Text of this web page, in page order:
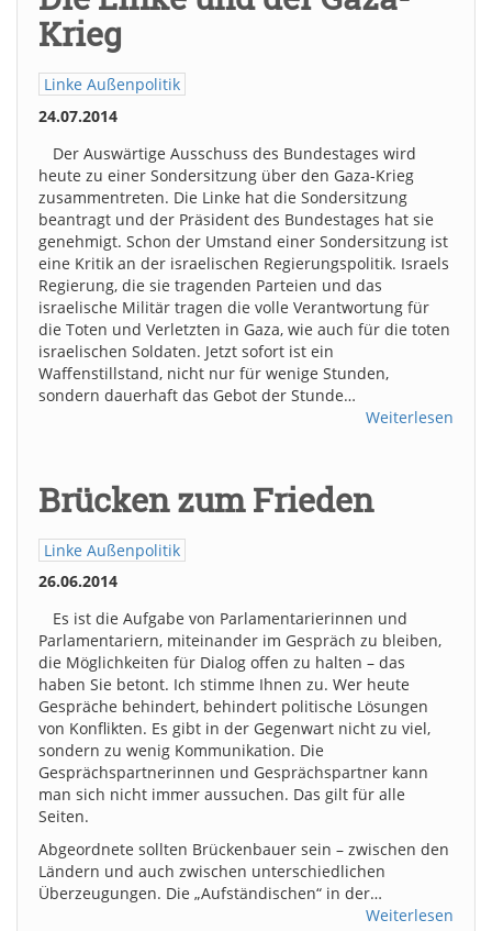
Krieg
Linke Außenpolitik
24.07.2014
Der Auswärtige Ausschuss des Bundestages wird
heute zu einer Sondersitzung über den Gaza-Krieg
zusammentreten. Die Linke hat die Sondersitzung
beantragt und der Präsident des Bundestages hat sie
genehmigt. Schon der Umstand einer Sondersitzung ist
eine Kritik an der israelischen Regierungspolitik. Israels
Regierung, die sie tragenden Parteien und das
israelische Militär tragen die volle Verantwortung für
die Toten und Verletzten in Gaza, wie auch für die toten
israelischen Soldaten. Jetzt sofort ist ein
Waffenstillstand, nicht nur für wenige Stunden,
sondern dauerhaft das Gebot der Stunde…
Weiterlesen
Brücken zum Frieden
Linke Außenpolitik
26.06.2014
Es ist die Aufgabe von Parlamentarierinnen und
Parlamentariern, miteinander im Gespräch zu bleiben,
die Möglichkeiten für Dialog offen zu halten – das
haben Sie betont. Ich stimme Ihnen zu. Wer heute
Gespräche behindert, behindert politische Lösungen
von Konflikten. Es gibt in der Gegenwart nicht zu viel,
sondern zu wenig Kommunikation. Die
Gesprächspartnerinnen und Gesprächspartner kann
man sich nicht immer aussuchen. Das gilt für alle
Seiten.
Abgeordnete sollten Brückenbauer sein – zwischen den
Ländern und auch zwischen unterschiedlichen
Überzeugungen. Die „Aufständischen“ in der…
Weiterlesen